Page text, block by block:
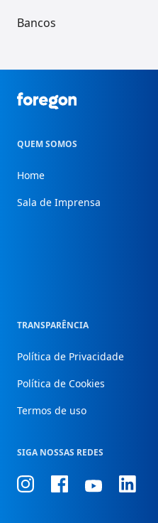
Bancos
Foregon.com
QUEM SOMOS
Home
Sala de Imprensa
TRANSPARÊNCIA
Política de Privacidade
Política de Cookies
Termos de uso
SIGA NOSSAS REDES
ConheçaConheçaConheçaConheça